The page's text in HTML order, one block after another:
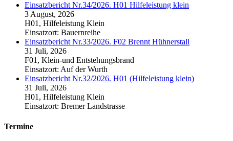
Einsatzbericht Nr.34/2026. H01 Hilfeleistung klein
3 August, 2026
H01, Hilfeleistung Klein
Einsatzort: Bauernreihe
Einsatzbericht Nr.33/2026. F02 Brennt Hühnerstall
31 Juli, 2026
F01, Klein-und Entstehungsbrand
Einsatzort: Auf der Wurth
Einsatzbericht Nr.32/2026. H01 (Hilfeleistung klein)
31 Juli, 2026
H01, Hilfeleistung Klein
Einsatzort: Bremer Landstrasse
Termine